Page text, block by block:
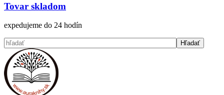
Tovar skladom
expedujeme do 24 hodín